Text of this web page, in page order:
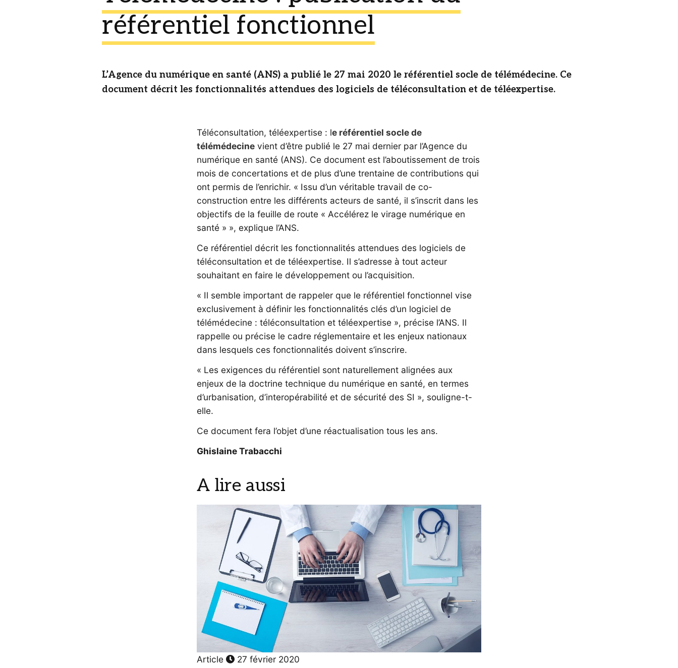
référentiel fonctionnel
L’Agence du numérique en santé (ANS) a publié le 27 mai 2020 le référentiel socle de télémédecine. Ce
document décrit les fonctionnalités attendues des logiciels de téléconsultation et de téléexpertise.
Téléconsultation, téléexpertise : le référentiel socle de
télémédecine vient d’être publié le 27 mai dernier par l’Agence du
numérique en santé (ANS). Ce document est l’aboutissement de trois
mois de concertations et de plus d’une trentaine de contributions qui
ont permis de l’enrichir. « Issu d’un véritable travail de co-
construction entre les différents acteurs de santé, il s’inscrit dans les
objectifs de la feuille de route « Accélérez le virage numérique en
santé » », explique l’ANS.
Ce référentiel décrit les fonctionnalités attendues des logiciels de
téléconsultation et de téléexpertise. Il s’adresse à tout acteur
souhaitant en faire le développement ou l’acquisition.
« Il semble important de rappeler que le référentiel fonctionnel vise
exclusivement à définir les fonctionnalités clés d’un logiciel de
télémédecine : téléconsultation et téléexpertise », précise l’ANS. Il
rappelle ou précise le cadre réglementaire et les enjeux nationaux
dans lesquels ces fonctionnalités doivent s’inscrire.
« Les exigences du référentiel sont naturellement alignées aux
enjeux de la doctrine technique du numérique en santé, en termes
d’urbanisation, d’interopérabilité et de sécurité des SI », souligne-t-
elle.
Ce document fera l’objet d’une réactualisation tous les ans.
Ghislaine Trabacchi
A lire aussi
Article 27 février 2020